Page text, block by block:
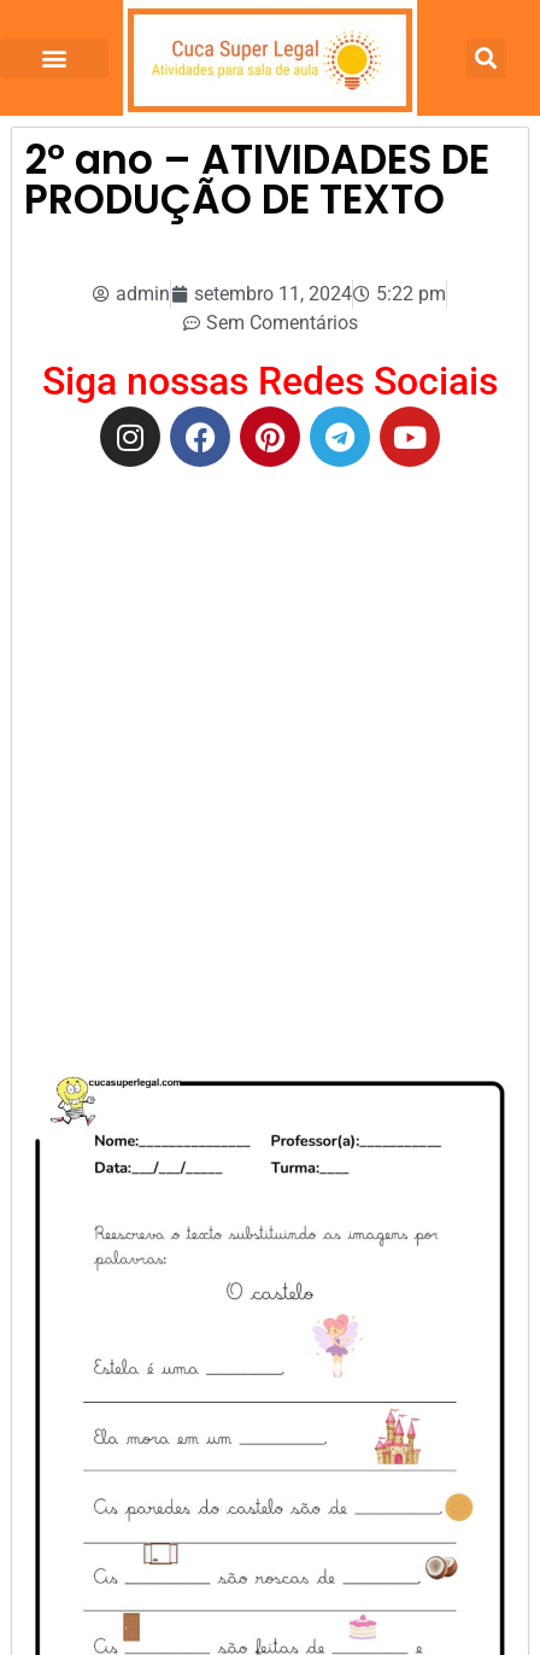
2º ano – ATIVIDADES DE
PRODUÇÃO DE TEXTO
admin setembro 11, 2024
5:22 pm
Sem Comentários
Siga nossas Redes Sociais